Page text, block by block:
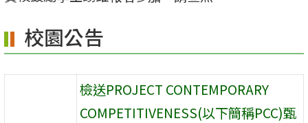
校園公告
檢送PROJECT CONTEMPORARY
COMPETITIVENESS(以下簡稱PCC)甄